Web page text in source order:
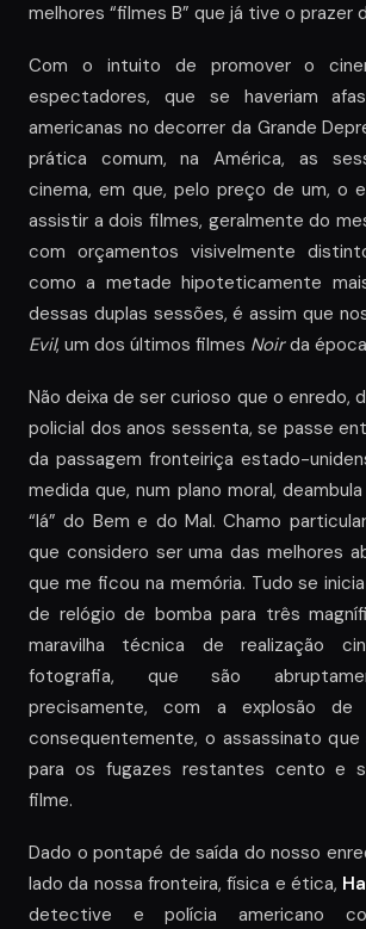
melhores “filmes B” que já tive o prazer
Com o intuito de promover o
espectadores, que se haveriam
americanas no decorrer da Grande
prática comum, na América, as
cinema, em que, pelo preço de um, o
assistir a dois filmes, geralmente do
com orçamentos visivelmente
como a metade hipoteticamente
dessas duplas sessões, é assim que
Evil, um dos últimos filmes Noirda
Não deixa de ser curioso que o enredo,
policial dos anos sessenta, se passe
da passagem fronteiriça estado-
medida que, num plano moral,
“lá” do Bem e do Mal. Chamo
que considero ser uma das melhores
que me ficou na memória. Tudo se
de relógio de bomba para três
maravilha técnica de realização
fotografia, que são
precisamente, com a explosão de
consequentemente, o assassinato
para os fugazes restantes cento e
filme.
Dado o pontapé de saída do nosso
lado da nossa fronteira, física e ética,
detective e polícia americano